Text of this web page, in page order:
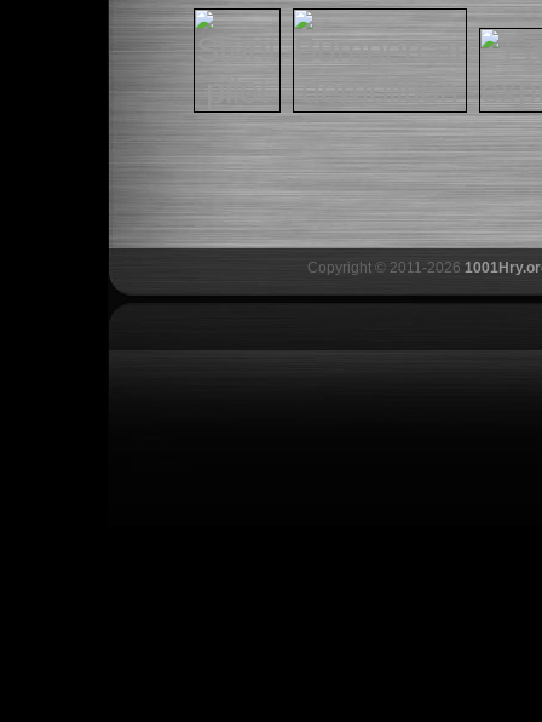
Copyright © 2011-2026